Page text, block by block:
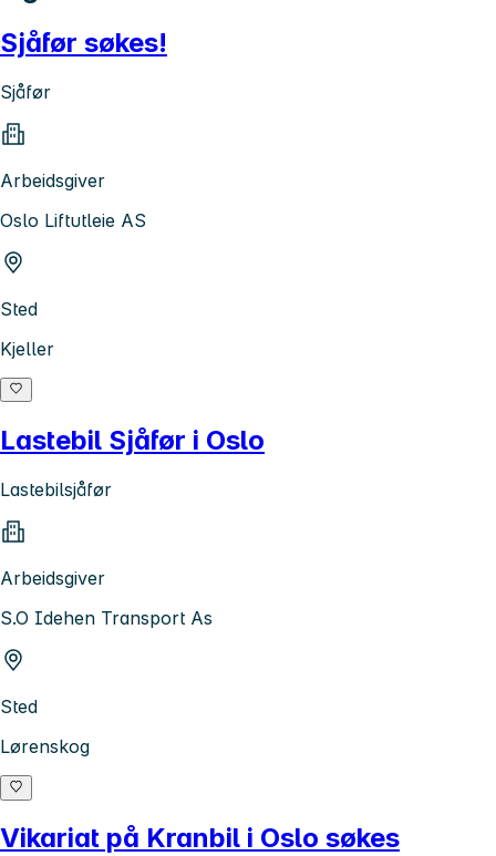
Sjåfør søkes!
Sjåfør
Arbeidsgiver
Oslo Liftutleie AS
Sted
Kjeller
Lastebil Sjåfør i Oslo
Lastebilsjåfør
Arbeidsgiver
S.O Idehen Transport As
Sted
Lørenskog
Vikariat på Kranbil i Oslo søkes